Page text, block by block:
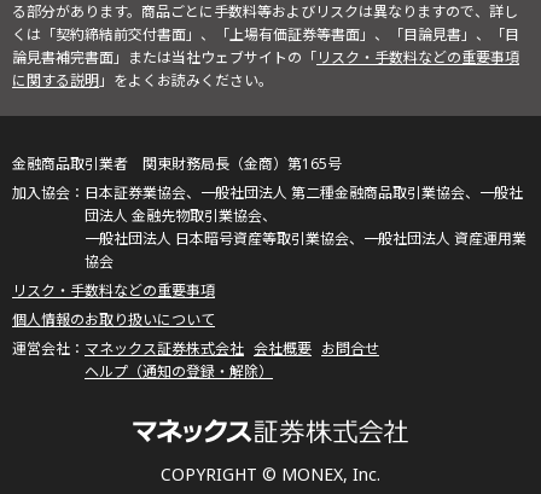
る部分があります。商品ごとに手数料等およびリスクは異なりますので、詳し
くは「契約締結前交付書面」、「上場有価証券等書面」、「目論見書」、「目
論見書補完書面」または当社ウェブサイトの「リスク・手数料などの重要事項
に関する説明」をよくお読みください。
COPYRIGHT © MONEX, Inc.
金融商品取引業者 関東財務局長（金商）第165号
日本証券業協会、一般社団法人 第二種金融商品取引業協会、一般社
団法人 金融先物取引業協会、
一般社団法人 日本暗号資産等取引業協会、一般社団法人 資産運用業
協会
リスク・手数料などの重要事項
個人情報のお取り扱いについて
マネックス証券株式会社 会社概要 お問合せ
ヘルプ（通知の登録・解除）